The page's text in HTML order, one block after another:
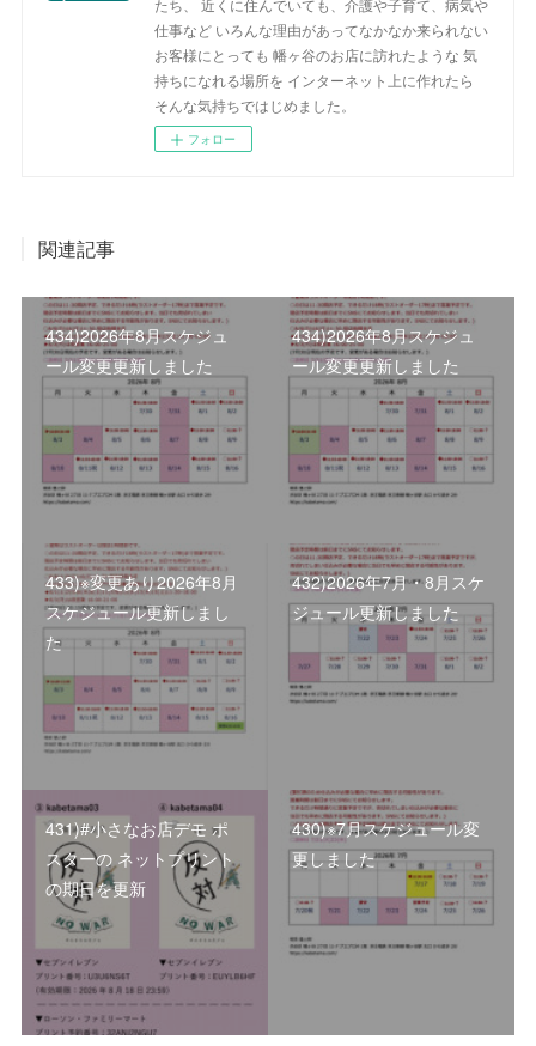
たち、 近くに住んでいても、介護や子育て、病気や
仕事など いろんな理由があってなかなか来られない
お客様にとっても 幡ヶ谷のお店に訪れたような 気
持ちになれる場所を インターネット上に作れたら
そんな気持ちではじめました。
フォロー
関連記事
434)2026年8月スケジュ
ール変更更新しました
434)2026年8月スケジュ
ール変更更新しました
433)※変更あり2026年8月
スケジュール更新しまし
た
432)2026年7月・8月スケ
ジュール更新しました
431)#小さなお店デモ ポ
スターの ネットプリント
の期日を更新
430)※7月スケジュール変
更しました